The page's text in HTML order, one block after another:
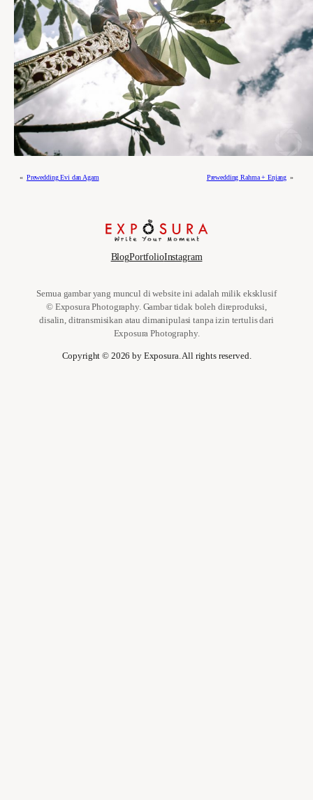
« Prewedding Evi dan Agam Prewedding Rahma + Enjang »
BlogPortfolioInstagram
Semua gambar yang muncul di website ini adalah milik eksklusif
© Exposura Photography. Gambar tidak boleh direproduksi,
disalin, ditransmisikan atau dimanipulasi tanpa izin tertulis dari
Exposura Photography.
Copyright © 2026 by Exposura. All rights reserved.